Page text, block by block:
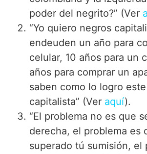
poder del negrito?” (Ver
“Yo quiero negros
endeuden un año para
celular, 10 años para un
años para comprar un
saben como lo logro
capitalista” (Ver aquí).
“El problema no es que
derecha, el problema es
superado tú sumisión, el